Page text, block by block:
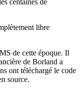
libre
de cette époque. Il
de Borland a
ont téléchargé le code
source.